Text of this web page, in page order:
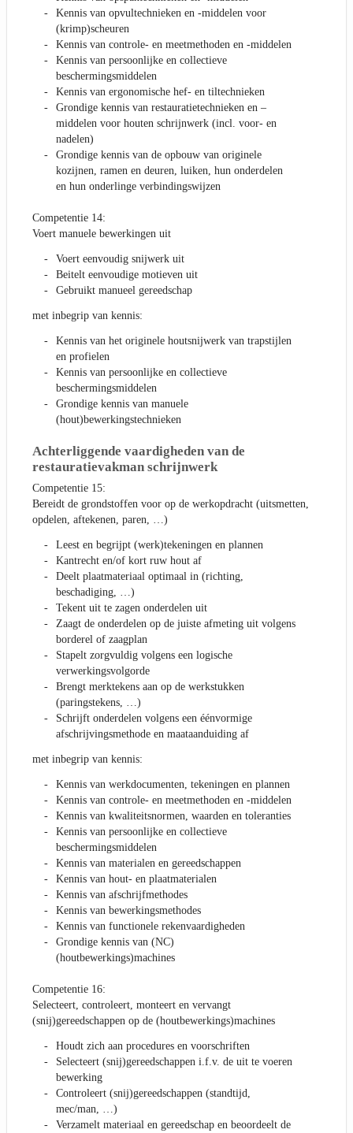
Kennis van opvultechnieken en -middelen voor
(krimp)scheuren
Kennis van controle- en meetmethoden en -middelen
Kennis van persoonlijke en collectieve
beschermingsmiddelen
Kennis van ergonomische hef- en tiltechnieken
Grondige kennis van restauratietechnieken en –
middelen voor houten schrijnwerk (incl. voor- en
nadelen)
Grondige kennis van de opbouw van originele
kozijnen, ramen en deuren, luiken, hun onderdelen
en hun onderlinge verbindingswijzen
Competentie 14:
Voert manuele bewerkingen uit
Voert eenvoudig snijwerk uit
Beitelt eenvoudige motieven uit
Gebruikt manueel gereedschap
met inbegrip van kennis:
Kennis van het originele houtsnijwerk van trapstijlen
en profielen
Kennis van persoonlijke en collectieve
beschermingsmiddelen
Grondige kennis van manuele
(hout)bewerkingstechnieken
Achterliggende vaardigheden van de
restauratievakman schrijnwerk
Competentie 15:
Bereidt de grondstoffen voor op de werkopdracht (uitsmetten,
opdelen, aftekenen, paren, …)
Leest en begrijpt (werk)tekeningen en plannen
Kantrecht en/of kort ruw hout af
Deelt plaatmateriaal optimaal in (richting,
beschadiging, …)
Tekent uit te zagen onderdelen uit
Zaagt de onderdelen op de juiste afmeting uit volgens
borderel of zaagplan
Stapelt zorgvuldig volgens een logische
verwerkingsvolgorde
Brengt merktekens aan op de werkstukken
(paringstekens, …)
Schrijft onderdelen volgens een éénvormige
afschrijvingsmethode en maataanduiding af
met inbegrip van kennis:
Kennis van werkdocumenten, tekeningen en plannen
Kennis van controle- en meetmethoden en -middelen
Kennis van kwaliteitsnormen, waarden en toleranties
Kennis van persoonlijke en collectieve
beschermingsmiddelen
Kennis van materialen en gereedschappen
Kennis van hout- en plaatmaterialen
Kennis van afschrijfmethodes
Kennis van bewerkingsmethodes
Kennis van functionele rekenvaardigheden
Grondige kennis van (NC)
(houtbewerkings)machines
Competentie 16:
Selecteert, controleert, monteert en vervangt
(snij)gereedschappen op de (houtbewerkings)machines
Houdt zich aan procedures en voorschriften
Selecteert (snij)gereedschappen i.f.v. de uit te voeren
bewerking
Controleert (snij)gereedschappen (standtijd,
mec/man, …)
Verzamelt materiaal en gereedschap en beoordeelt de